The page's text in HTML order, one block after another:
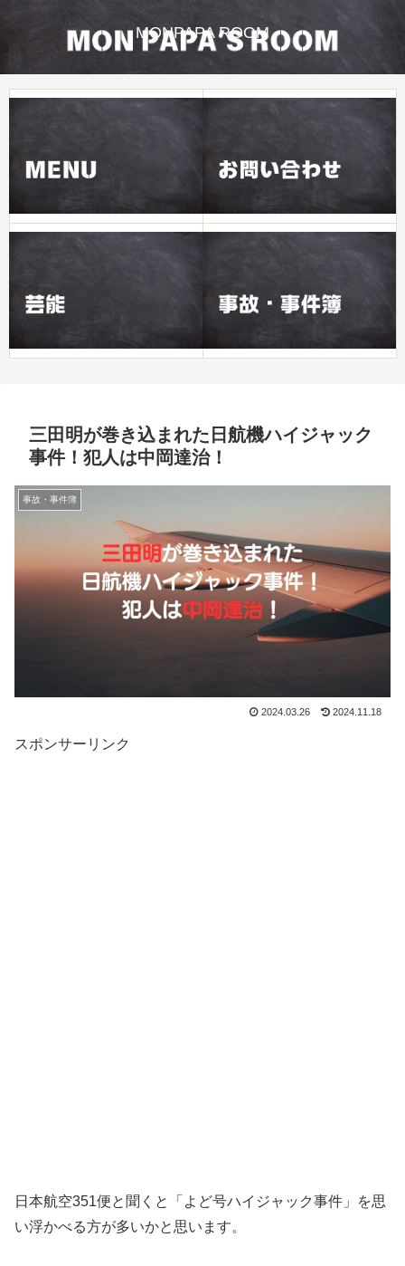
MONPAPA ROOM
三田明が巻き込まれた日航機ハイジャック
事件！犯人は中岡達治！
事故・事件簿
2024.03.26 2024.11.18
スポンサーリンク
日本航空351便と聞くと「よど号ハイジャック事件」を思
い浮かべる方が多いかと思います。